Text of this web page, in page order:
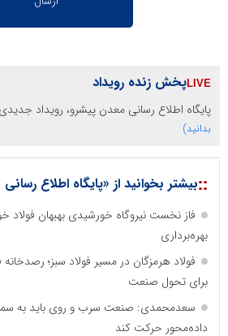
پخش زنده رویداد
پایگاه اطلاع رسانی معدن پیشرو، رویداد
بدانید)
::بیشتر بخوانید از «پایگاه اطلاع
فاز نخست نیروگاه خورشیدی بهبهان فولاد
بهره‌برداری
فولاد هرمزگان در مسیر فولاد سبز؛
برای تحول صنعت
سعدمحمدی: صنعت سرب و روی باید به
داده‌محور حرکت کند